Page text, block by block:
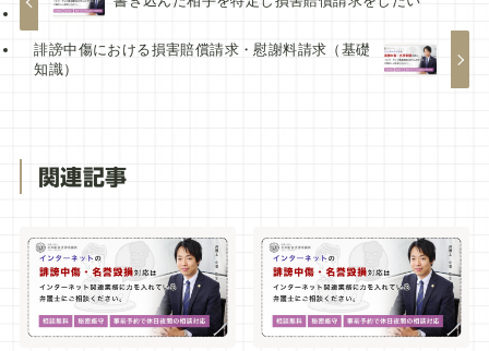
誹謗中傷における損害賠償請求・慰謝料請求（基礎
知識）
関連記事